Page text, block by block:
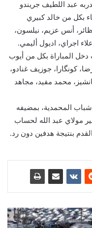
عبد اللطيف جريندو
بكل من خالد كبيري
أنس عزيم، نيلسون،
اجراي، اديول أليمي.
المباراة بكل من أيوب
كونگارا، جوزيف غنادو،
محمد مفيد، مجاهد
شباب المحمدية، بمضيفه
مولاي عبد الله لحساب
بنتيجة هدفين دون رد.